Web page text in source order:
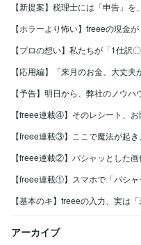
【新提案】税理士には「申告」を
【ホラーより怖い】freeeの現金
【プロの想い】私たちが「1仕訳
【応用編】「来月のお金、大丈
【予告】明日から、弊社のノウ
【freee連載④】そのレシート、
【freee連載③】ここで魔法が起
【freee連載②】パシャッとした
【freee連載①】スマホで「パシ
【基本のキ】freeeの入力、実は
アーカイブ